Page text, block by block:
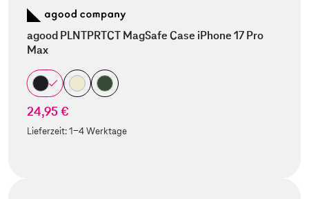
agood PLNTPRTCT MagSafe Case iPhone 17 Pro
Max
24,95 €
Lieferzeit:1-4 Werktage